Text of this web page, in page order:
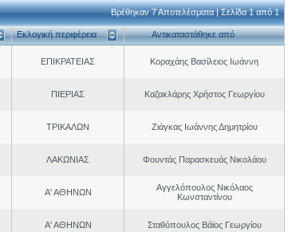
Βρέθηκαν 7 Αποτελέσματα | Σελίδα 1 από 1
Εκλογική περιφέρεια Αντικαταστάθηκε από
ΕΠΙΚΡΑΤΕΙΑΣ Κοραχάης Βασίλειος Ιωάννη
ΠΙΕΡΙΑΣ Καζακλάρης Χρήστος Γεωργίου
ΤΡΙΚΑΛΩΝ Ζιάγκας Ιωάννης Δημητρίου
ΛΑΚΩΝΙΑΣ Φουντάς Παρασκευάς Νικολάου
Α' ΑΘΗΝΩΝ
Αγγελόπουλος Νικόλαος
Κωνσταντίνου
Α' ΑΘΗΝΩΝ Σταθόπουλος Βάϊος Γεωργίου